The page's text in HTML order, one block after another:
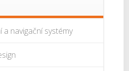
a navigační systémy